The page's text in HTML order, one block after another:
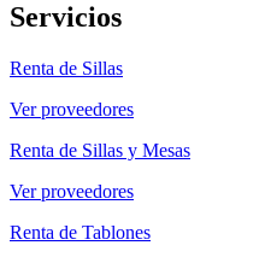
Servicios
Renta de Sillas
Ver proveedores
Renta de Sillas y Mesas
Ver proveedores
Renta de Tablones